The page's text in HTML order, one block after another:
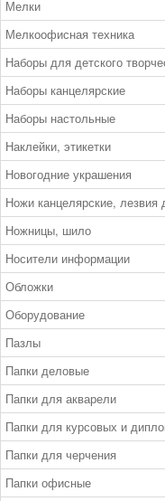
Мелки
Мелкоофисная техника
Наборы для детского
Наборы канцелярские
Наборы настольные
Наклейки, этикетки
Новогодние украшения
Ножи канцелярские, лезвия
Ножницы, шило
Носители информации
Обложки
Оборудование
Пазлы
Папки деловые
Папки для акварели
Папки для курсовых и
Папки для черчения
Папки офисные